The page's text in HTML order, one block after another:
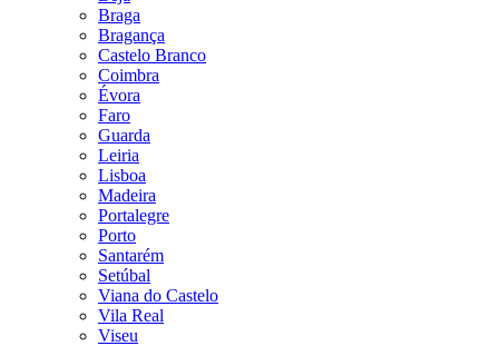
Braga
Bragança
Castelo Branco
Coimbra
Évora
Faro
Guarda
Leiria
Lisboa
Madeira
Portalegre
Porto
Santarém
Setúbal
Viana do Castelo
Vila Real
Viseu